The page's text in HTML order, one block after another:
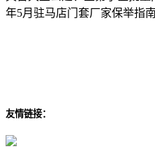
年5月驻马店门套厂家保举指
友情链接：